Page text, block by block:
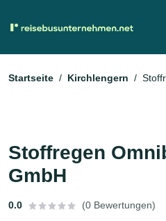
Startseite Kirchlengern
Stoffregen
GmbH
0.0 (0 Bewertungen)